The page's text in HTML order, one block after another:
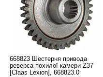
668823 Шестерня привода
реверса похилої камери Z37
[Claas Lexion], 668823.0